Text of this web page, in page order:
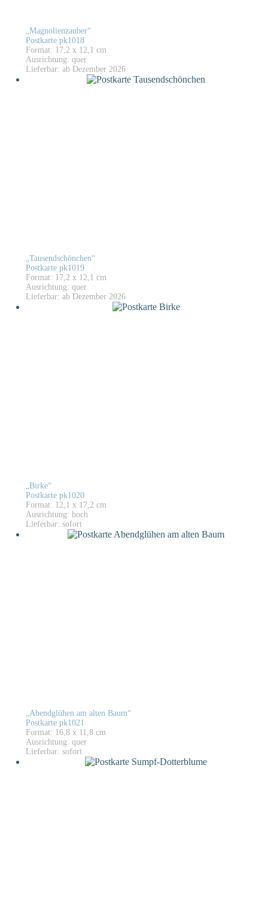
„Magnolienzauber“
Postkarte pk1018
Format: 17,2 x 12,1 cm
Ausrichtung: quer
Lieferbar: ab Dezember 2026
„Tausendschönchen“
Postkarte pk1019
Format: 17,2 x 12,1 cm
Ausrichtung: quer
Lieferbar: ab Dezember 2026
„Birke“
Postkarte pk1020
Format: 12,1 x 17,2 cm
Ausrichtung: hoch
Lieferbar: sofort
„Abendglühen am alten Baum“
Postkarte pk1021
Format: 16,8 x 11,8 cm
Ausrichtung: quer
Lieferbar: sofort